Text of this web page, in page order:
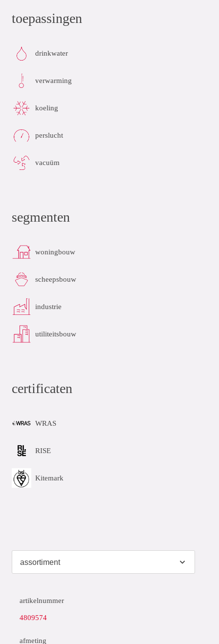
toepassingen
drinkwater
verwarming
koeling
perslucht
vacuüm
segmenten
woningbouw
scheepsbouw
industrie
utiliteitsbouw
certificaten
WRAS
RISE
Kitemark
artikelnummer
4809574
afmeting